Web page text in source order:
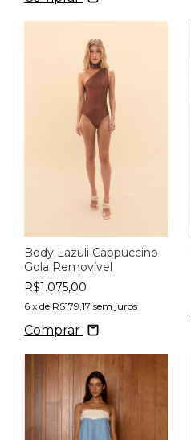
Body Lazuli Cappuccino
Gola Removível
R$1.075,00
6 x de R$179,17 sem juros
Comprar